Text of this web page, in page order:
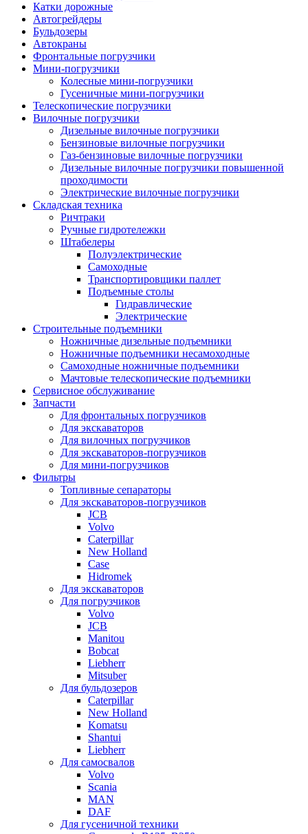
Катки дорожные
Автогрейдеры
Бульдозеры
Автокраны
Фронтальные погрузчики
Мини-погрузчики
Колесные мини-погрузчики
Гусеничные мини-погрузчики
Телескопические погрузчики
Вилочные погрузчики
Дизельные вилочные погрузчики
Бензиновые вилочные погрузчики
Газ-бензиновые вилочные погрузчики
Дизельные вилочные погрузчики повышенной
проходимости
Электрические вилочные погрузчики
Складская техника
Ричтраки
Ручные гидротележки
Штабелеры
Полуэлектрические
Самоходные
Транспортировщики паллет
Подъемные столы
Гидравлические
Электрические
Строительные подъемники
Ножничные дизельные подъемники
Ножничные подъемники несамоходные
Самоходные ножничные подъемники
Мачтовые телескопические подъемники
Сервисное обслуживание
Запчасти
Для фронтальных погрузчиков
Для экскаваторов
Для вилочных погрузчиков
Для экскаваторов-погрузчиков
Для мини-погрузчиков
Фильтры
Топливные сепараторы
Для экскаваторов-погрузчиков
JCB
Volvo
Caterpillar
New Holland
Case
Hidromek
Для экскаваторов
Для погрузчиков
Volvo
JCB
Manitou
Bobcat
Liebherr
Mitsuber
Для бульдозеров
Caterpillar
New Holland
Komatsu
Shantui
Liebherr
Для самосвалов
Volvo
Scania
MAN
DAF
Для гусеничной техники